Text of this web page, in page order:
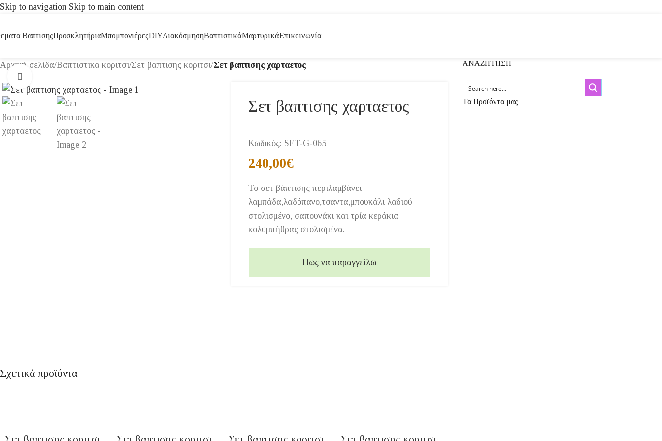
Skip to navigation Skip to main content
ΒαπτισηςΠροσκλητήριαΜπομπονιέρεςDIYΔιακόσμησηΒαπτιστικάΜαρτυρικάΕπικοινωνία
Αρχική σελίδα/Βαπτιστικα κοριτσι/Σετ βαπτισης κοριτσι/Σετ βαπτισης χαρταετος
Σετ βαπτισης χαρταετος
Κωδικός: SET-G-065
240,00€
Το σετ βάπτισης περιλαμβάνει
λαμπάδα,λαδόπανο,τσαντα,μπουκάλι λαδιού
στολισμένο, σαπουνάκι και τρία κεράκια
κολυμπήθρας στολισμένα.
Πως να παραγγείλω
Σχετικά προϊόντα
ΑΝΑΖΗΤΗΣΗ
Τα Προϊόντα μας